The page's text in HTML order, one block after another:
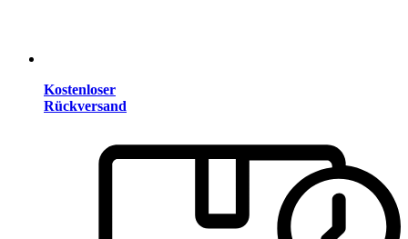
Kostenloser
Rückversand